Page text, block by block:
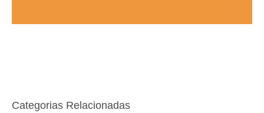
Categorias Relacionadas